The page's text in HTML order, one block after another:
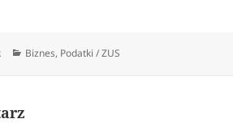
Kategorie
Biznes, Podatki / ZUS